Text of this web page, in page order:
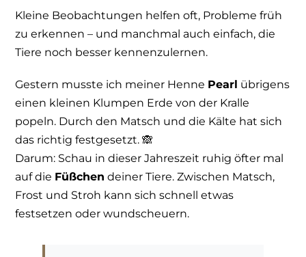
Kleine Beobachtungen helfen oft, Probleme früh
zu erkennen – und manchmal auch einfach, die
Tiere noch besser kennenzulernen.
Gestern musste ich meiner Henne Pearl übrigens
einen kleinen Klumpen Erde von der Kralle
popeln. Durch den Matsch und die Kälte hat sich
das richtig festgesetzt. 🙈
Darum: Schau in dieser Jahreszeit ruhig öfter mal
auf die Füßchen deiner Tiere. Zwischen Matsch,
Frost und Stroh kann sich schnell etwas
festsetzen oder wundscheuern.